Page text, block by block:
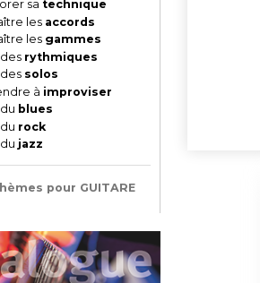
sa technique
les accords
les gammes
rythmiques
solos
à improviser
blues
rock
jazz
pour GUITARE